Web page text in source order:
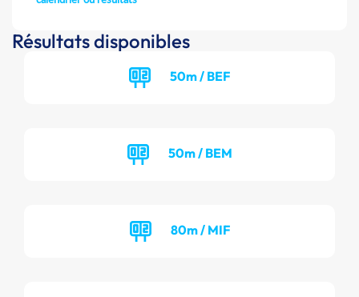
Résultats disponibles
50m / BEF
50m / BEM
80m / MIF